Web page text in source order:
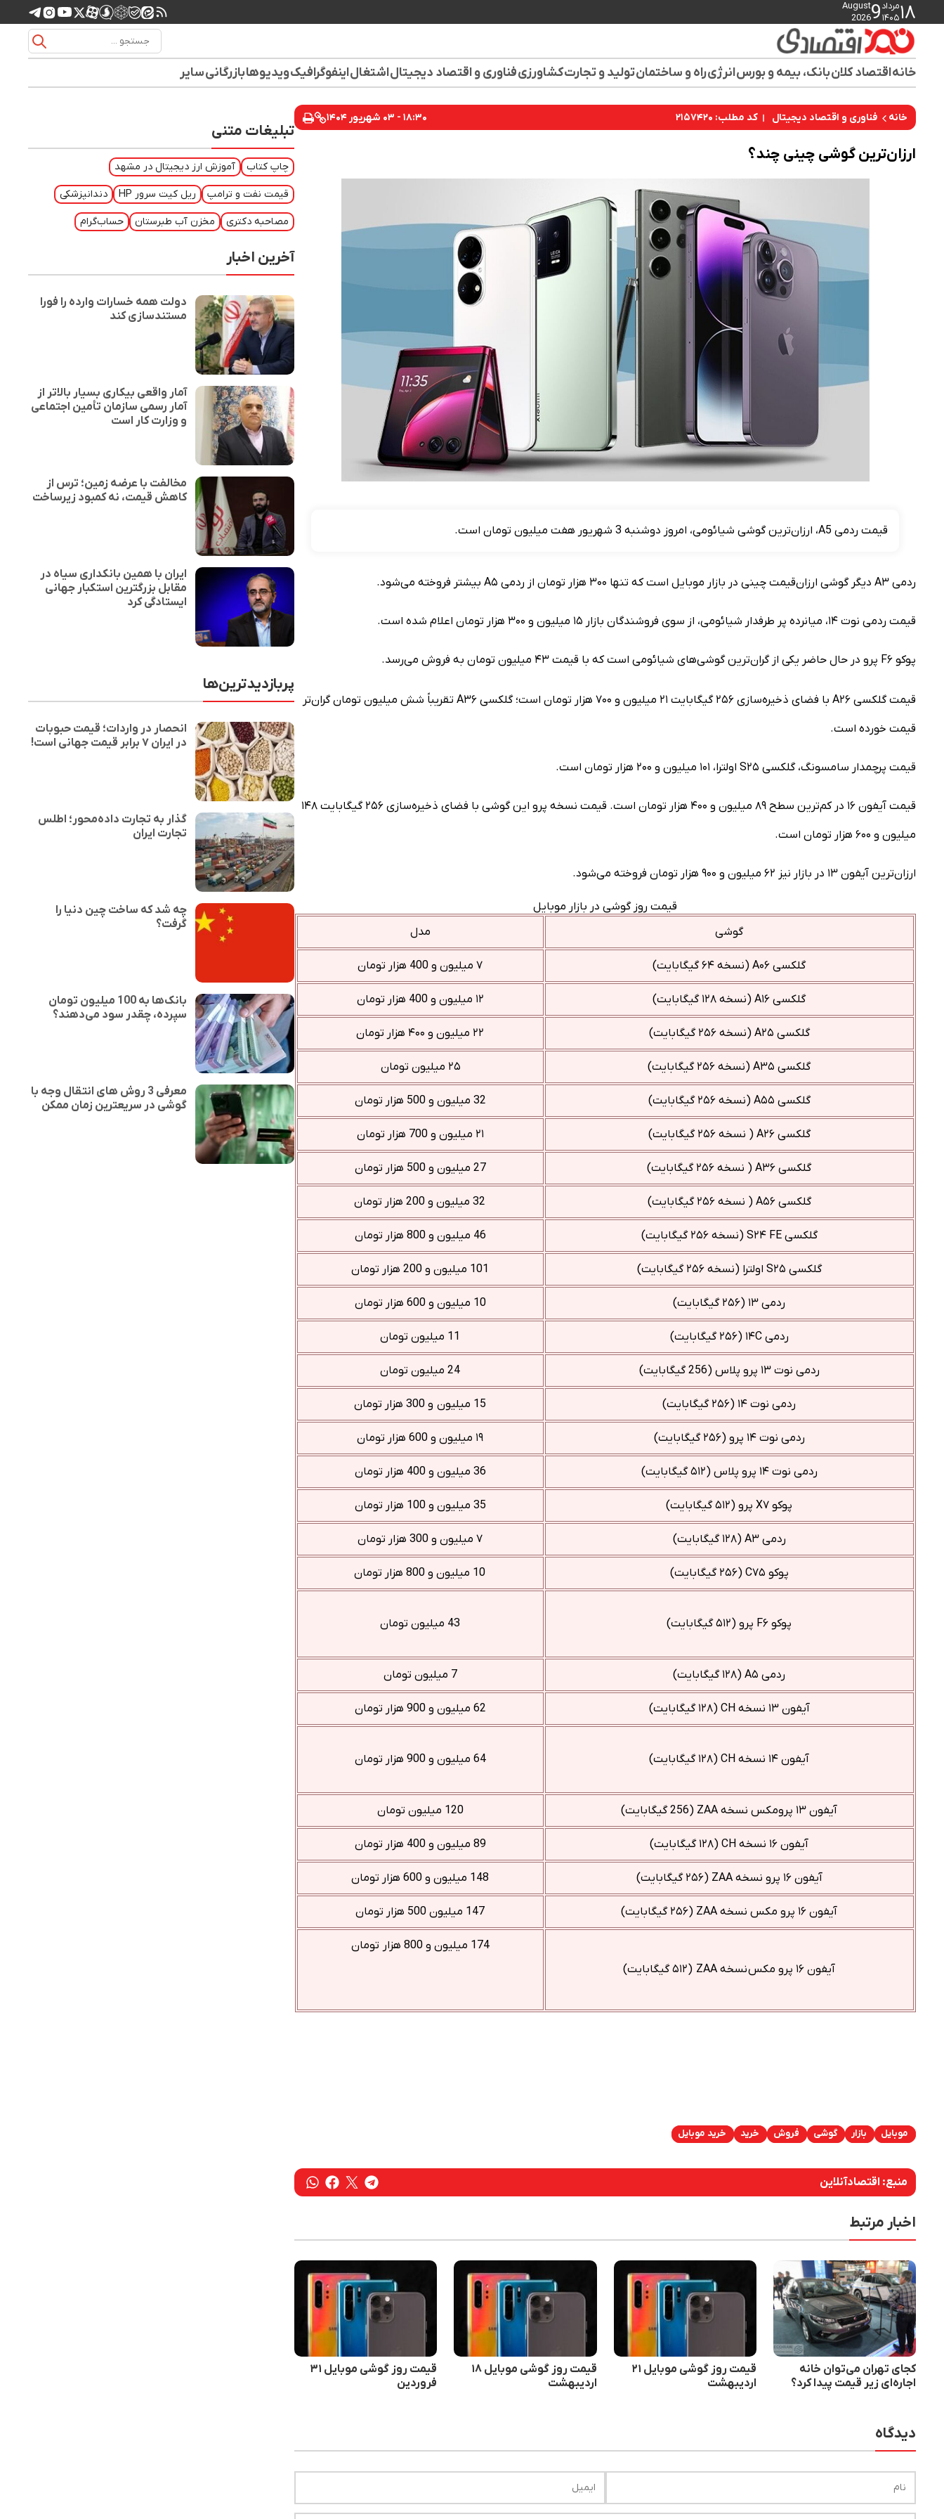
۱۸مرداد
۱۴۰۵9
August
2026
خانهاقتصاد کلانبانک، بیمه و بورسانرژیراه و ساختمانتولید و تجارتکشاورزیفناوری و اقتصاد دیجیتالاشتغالاینفوگرافیکویدیوهابازرگانیسایر
خانه فناوری و اقتصاد دیجیتال کد مطلب: ۲۱۵۷۴۲۰ ۱۸:۳۰ - ۰۳ شهریور ۱۴۰۴
ارزان‌ترین گوشی چینی چند؟
قیمت ردمی A5، ارزان‌ترین گوشی شیائومی، امروز دوشنبه 3 شهریور هفت میلیون تومان است.
ردمی A۳ دیگر گوشی ارزان‌قیمت چینی در بازار موبایل است که تنها ۳۰۰ هزار تومان از ردمی A۵ بیشتر فروخته می‌شود.
قیمت ردمی نوت ۱۴، میانرده پر طرفدار شیائومی، از سوی فروشندگان بازار ۱۵ میلیون و ۳۰۰ هزار تومان اعلام شده است.
پوکو F۶ پرو در حال حاضر یکی از گران‌ترین گوشی‌های شیائومی است که با قیمت ۴۳ میلیون تومان به فروش می‌رسد.
قیمت گلکسی A۲۶ با فضای ذخیره‌سازی ۲۵۶ گیگابایت ۲۱ میلیون و ۷۰۰ هزار تومان است؛ گلکسی A۳۶ تقریباً شش میلیون تومان گران‌تر
قیمت خورده است.
قیمت پرچمدار سامسونگ، گلکسی S۲۵ اولترا، ۱۰۱ میلیون و ۲۰۰ هزار تومان است.
قیمت آیفون ۱۶ در کم‌ترین سطح ۸۹ میلیون و ۴۰۰ هزار تومان است. قیمت نسخه پرو این گوشی با فضای ذخیره‌سازی ۲۵۶ گیگابایت ۱۴۸
میلیون و ۶۰۰ هزار تومان است.
ارزان‌ترین آیفون ۱۳ در بازار نیز ۶۲ میلیون و ۹۰۰ هزار تومان فروخته می‌شود.
قیمت روز گوشی در بازار موبایل
گوشی
مدل
گلکسی A۰۶ (نسخه ۶۴ گیگابایت) ۷ میلیون و 400 هزار تومان
گلکسی A۱۶ (نسخه ۱۲۸ گیگابایت) ۱۲ میلیون و 400 هزار تومان
گلکسی A۲۵ (نسخه ۲۵۶ گیگابایت) ۲۲ میلیون و ۴۰۰ هزار تومان
گلکسی A۳۵ (نسخه ۲۵۶ گیگابایت) ۲۵ میلیون تومان
گلکسی A۵۵ (نسخه ۲۵۶ گیگابایت) 32 میلیون و 500 هزار تومان
گلکسی A۲۶ ( نسخه ۲۵۶ گیگابایت) ۲۱ میلیون و 700 هزار تومان
گلکسی A۳۶ ( نسخه ۲۵۶ گیگابایت) 27 میلیون و 500 هزار تومان
گلکسی A۵۶ ( نسخه ۲۵۶ گیگابایت)
گلکسی S۲۴ FE (نسخه ۲۵۶ گیگابایت) 46 میلیون و 800 هزار تومان
گلکسی S۲۵ اولترا (نسخه ۲۵۶ گیگابایت) 101 میلیون و 200 هزار تومان
ردمی ۱۳ (۲۵۶ گیگابایت) 10 میلیون و 600 هزار تومان
ردمی ۱۴C (۲۵۶ گیگابایت) 11 میلیون تومان
ردمی نوت ۱۳ پرو پلاس (256 گیگابایت) 24 میلیون تومان
ردمی نوت ۱۴ (۲۵۶ گیگابایت) 15 میلیون و 300 هزار تومان
ردمی نوت ۱۴ پرو (۲۵۶ گیگابایت) ۱۹ میلیون و 600 هزار تومان
ردمی نوت ۱۴ پرو پلاس (۵۱۲ گیگابایت) 36 میلیون و 400 هزار تومان
پوکو X۷ پرو (۵۱۲ گیگابایت) 35 میلیون و 100 هزار تومان
ردمی A۳ (۱۲۸ گیگابایت) ۷ میلیون و 300 هزار تومان
پوکو C۷۵ (۲۵۶ گیگابایت)
پوکو F۶ پرو (۵۱۲ گیگابایت) 43 میلیون تومان
ردمی A۵ (۱۲۸ گیگابایت) 7 میلیون تومان
آیفون ۱۳ نسخه CH (۱۲۸ گیگابایت) 62 میلیون و 900 هزار تومان
آیفون ۱۴ نسخه CH (۱۲۸ گیگابایت) 64 میلیون و 900 هزار تومان
آیفون ۱۳ پرومکس نسخه ZAA (256 گیگابایت) 120 میلیون تومان
آیفون ۱۶ نسخه CH (۱۲۸ گیگابایت) 89 میلیون و 400 هزار تومان
آیفون ۱۶ پرو نسخه ZAA (۲۵۶ گیگابایت) 148 میلیون و 600 هزار تومان
آیفون ۱۶ پرو مکس نسخه ZAA (۲۵۶ گیگابایت) 147 میلیون 500 هزار تومان
آیفون ۱۶ پرو مکس نسخه ZAA (۵۱۲ گیگابایت)
174 میلیون و 800 هزار تومان
موبایل بازار گوشی فروش خرید خرید موبایل
منبع: اقتصادآنلاین
اخبار مرتبط
کجای تهران می‌توان خانه
اجاره‌ای زیر قیمت پیدا کرد؟
قیمت روز گوشی موبایل ۲۱
اردیبهشت
قیمت روز گوشی موبایل ۱۸
اردیبهشت
قیمت روز گوشی موبایل ۳۱
فروردین
دیدگاه
تبلیغات متنی
چاپ کتاب آموزش ارز دیجیتال در مشهد
قیمت نفت و ترامپ ریل کیت سرور HP دندانپزشکی
مصاحبه دکتری مخزن آب طبرستان حساب‌گرام
آخرین اخبار
دولت همه خسارات وارده را فورا
مستندسازی کند
آمار واقعی بیکاری بسیار بالاتر از
آمار رسمی سازمان تأمین اجتماعی
و وزارت کار است
مخالفت با عرضه زمین؛ ترس از
کاهش قیمت، نه کمبود زیرساخت
ایران با همین بانکداری سیاه در
مقابل بزرگترین استکبار جهانی
ایستادگی کرد
پربازدیدترین‌ها
انحصار در واردات؛ قیمت حبوبات
در ایران ۷ برابر قیمت جهانی است!
گذار به تجارت داده‌محور؛ اطلس
تجارت ایران
چه شد که ساخت چین دنیا را
گرفت؟
بانک‌ها به 100 میلیون تومان
سپرده، چقدر سود می‌دهند؟
معرفی 3 روش های انتقال وجه با
گوشی در سریعترین زمان ممکن